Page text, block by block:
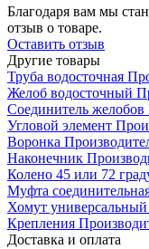
Благодаря вам мы
отзыв о товаре.
Оставить отзыв
Другие товары
Труба водосточная
Желоб водосточный
Соединитель желобов
Угловой элемент
Воронка
Наконечник
Колено 45 или 72
Муфта
Хомут универсальный
Крепления
Доставка и оплата